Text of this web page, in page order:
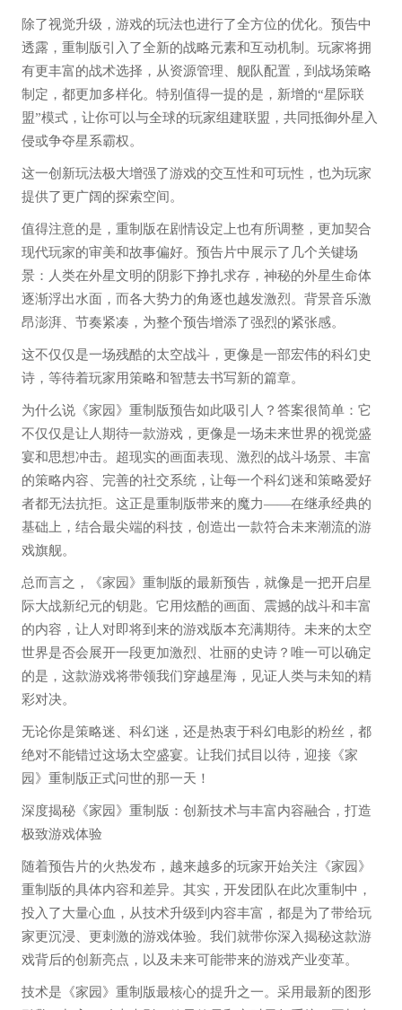
除了视觉升级，游戏的玩法也进行了全方位的优化。预告中
透露，重制版引入了全新的战略元素和互动机制。玩家将拥
有更丰富的战术选择，从资源管理、舰队配置，到战场策略
制定，都更加多样化。特别值得一提的是，新增的“星际联
盟”模式，让你可以与全球的玩家组建联盟，共同抵御外星入
侵或争夺星系霸权。
这一创新玩法极大增强了游戏的交互性和可玩性，也为玩家
提供了更广阔的探索空间。
值得注意的是，重制版在剧情设定上也有所调整，更加契合
现代玩家的审美和故事偏好。预告片中展示了几个关键场
景：人类在外星文明的阴影下挣扎求存，神秘的外星生命体
逐渐浮出水面，而各大势力的角逐也越发激烈。背景音乐激
昂澎湃、节奏紧凑，为整个预告增添了强烈的紧张感。
这不仅仅是一场残酷的太空战斗，更像是一部宏伟的科幻史
诗，等待着玩家用策略和智慧去书写新的篇章。
为什么说《家园》重制版预告如此吸引人？答案很简单：它
不仅仅是让人期待一款游戏，更像是一场未来世界的视觉盛
宴和思想冲击。超现实的画面表现、激烈的战斗场景、丰富
的策略内容、完善的社交系统，让每一个科幻迷和策略爱好
者都无法抗拒。这正是重制版带来的魔力——在继承经典的
基础上，结合最尖端的科技，创造出一款符合未来潮流的游
戏旗舰。
总而言之，《家园》重制版的最新预告，就像是一把开启星
际大战新纪元的钥匙。它用炫酷的画面、震撼的战斗和丰富
的内容，让人对即将到来的游戏版本充满期待。未来的太空
世界是否会展开一段更加激烈、壮丽的史诗？唯一可以确定
的是，这款游戏将带领我们穿越星海，见证人类与未知的精
彩对决。
无论你是策略迷、科幻迷，还是热衷于科幻电影的粉丝，都
绝对不能错过这场太空盛宴。让我们拭目以待，迎接《家
园》重制版正式问世的那一天！
深度揭秘《家园》重制版：创新技术与丰富内容融合，打造
极致游戏体验
随着预告片的火热发布，越来越多的玩家开始关注《家园》
重制版的具体内容和差异。其实，开发团队在此次重制中，
投入了大量心血，从技术升级到内容丰富，都是为了带给玩
家更沉浸、更刺激的游戏体验。我们就带你深入揭秘这款游
戏背后的创新亮点，以及未来可能带来的游戏产业变革。
技术是《家园》重制版最核心的提升之一。采用最新的图形